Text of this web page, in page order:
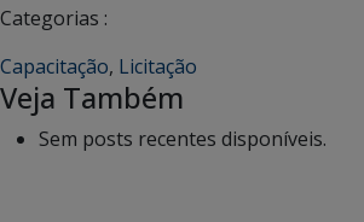
Categorias :
Capacitação, Licitação
Veja Também
Sem posts recentes disponíveis.